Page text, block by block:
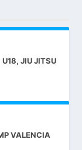
U18, JIU JITSU
VALENCIA